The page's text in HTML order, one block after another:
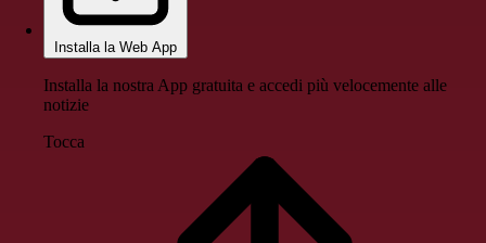
Installa la Web App
Installa la nostra App gratuita e accedi più velocemente alle
notizie
Tocca